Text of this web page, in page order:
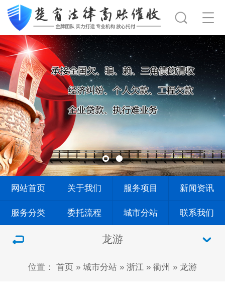
网站首页 关于我们 服务项目 新闻资讯
服务分类 委托流程 城市分站 联系我们
龙游
位置： 首页 » 城市分站 » 浙江 » 衢州 » 龙游